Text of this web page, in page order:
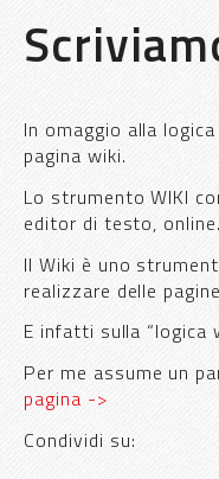
In omaggio alla
pagina wiki.
Lo strumento WIKI
editor di testo, online.
Il Wiki è uno
realizzare delle
E infatti sulla “logica
Per me assume un
pagina ->
Condividi su: